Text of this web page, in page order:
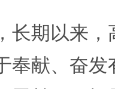
期以来，
奉献、奋